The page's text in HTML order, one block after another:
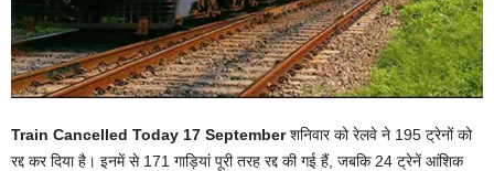
Train Cancelled Today 17 Septemberशनिवार को रेलवे ने 195 ट्रेनों को
रद्द कर दिया है। इनमें से 171 गाड़ियां पूरी तरह रद्द की गई हैं, जबकि 24 ट्रेनें आंशिक